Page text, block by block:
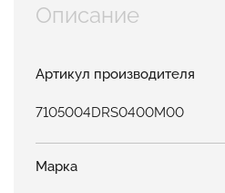
Описание
Артикул производителя
7105004DRS0400M00
Марка